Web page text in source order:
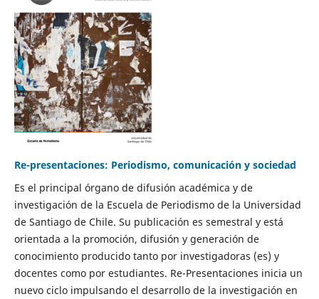
Re-presentaciones: Periodismo, comunicación y sociedad
Es el principal órgano de difusión académica y de
investigación de la Escuela de Periodismo de la Universidad
de Santiago de Chile. Su publicación es semestral y está
orientada a la promoción, difusión y generación de
conocimiento producido tanto por investigadoras (es) y
docentes como por estudiantes. Re-Presentaciones inicia un
nuevo ciclo impulsando el desarrollo de la investigación en